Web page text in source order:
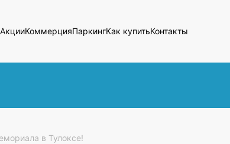
АкцииКоммерцияПаркингКак купитьКонтакты
в Тулоксе!